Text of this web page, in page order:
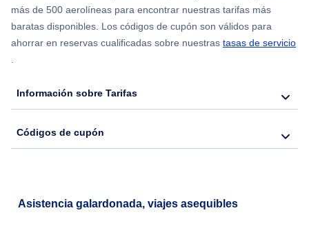
más de 500 aerolíneas para encontrar nuestras tarifas más
baratas disponibles. Los códigos de cupón son válidos para
ahorrar en reservas cualificadas sobre nuestras tasas de servicio
.
Información sobre Tarifas
Códigos de cupón
Asistencia galardonada, viajes asequibles